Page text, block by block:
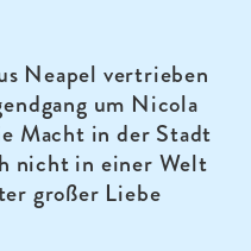
Neapel vertrieben
um Nicola
Macht in der Stadt
nicht in einer Welt
großer Liebe